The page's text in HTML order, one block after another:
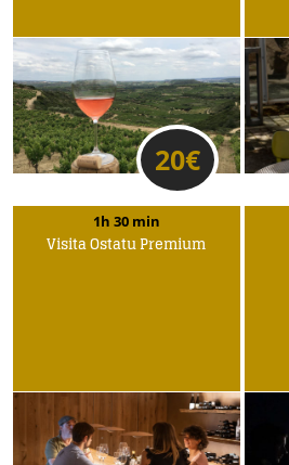
20€
1h 30 min
Visita Ostatu Premium